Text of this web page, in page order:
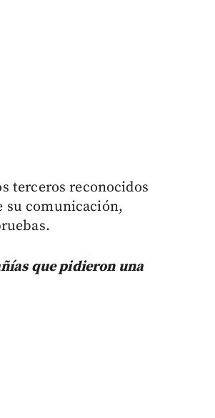
terceros reconocidos
su comunicación,
que pidieron una